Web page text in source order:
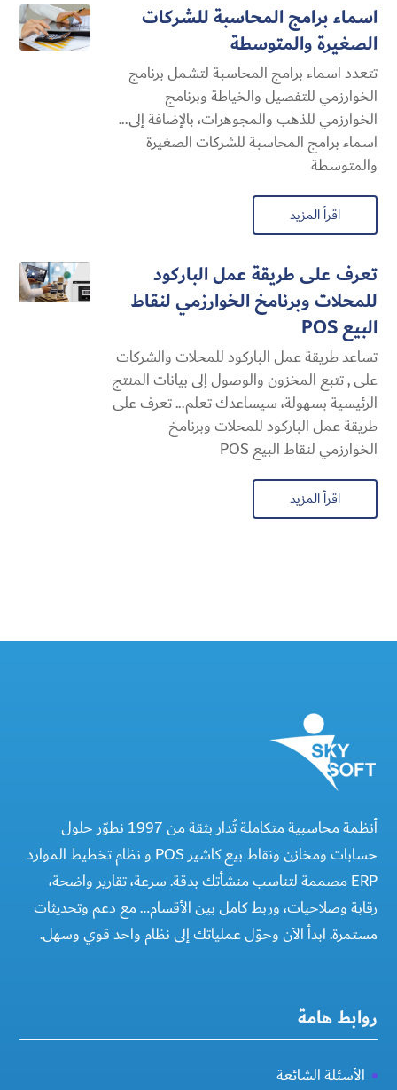
اسماء برامج المحاسبة للشركات
الصغيرة والمتوسطة
تتعدد اسماء برامج المحاسبة لتشمل برنامج
الخوارزمي للتفصيل والخياطة وبرنامج
الخوارزمي للذهب والمجوهرات، بالإضافة إلى...
اسماء برامج المحاسبة للشركات الصغيرة
والمتوسطة
اقرأ المزيد
تعرف على طريقة عمل الباركود
للمحلات وبرنامخ الخوارزمي لنقاط
البيع POS
تساعد طريقة عمل الباركود للمحلات والشركات
على , تتبع المخزون والوصول إلى بيانات المنتج
الرئيسية بسهولة، سيساعدك تعلم... تعرف على
طريقة عمل الباركود للمحلات وبرنامخ
الخوارزمي لنقاط البيع POS
اقرأ المزيد
أنظمة محاسبية متكاملة تُدار بثقة من 1997 نطوّر حلول
حسابات ومخازن ونقاط بيع كاشير POS و نظام تخطيط الموارد
ERP مصممة لتناسب منشأتك بدقة. سرعة، تقارير واضحة،
رقابة وصلاحيات، وربط كامل بين الأقسام… مع دعم وتحديثات
مستمرة. ابدأ الآن وحوّل عملياتك إلى نظام واحد قوي وسهل.
روابط هامة
الأسئلة الشائعة